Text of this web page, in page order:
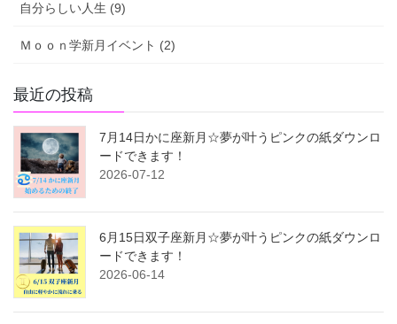
自分らしい人生 (9)
Ｍｏｏｎ学新月イベント (2)
最近の投稿
7月14日かに座新月☆夢が叶うピンクの紙ダウンロ
ードできます！
2026-07-12
6月15日双子座新月☆夢が叶うピンクの紙ダウンロ
ードできます！
2026-06-14